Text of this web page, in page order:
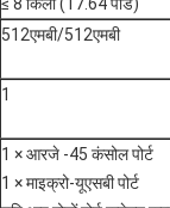
≤ 8 किलो (17.64 पौंड)
512एमबी/512एमबी
1
1 × आरजे -45 कंसोल पोर्ट
1 × माइक्रो-यूएसबी पोर्ट